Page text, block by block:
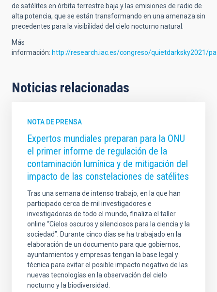
de satélites en órbita terrestre baja y las emisiones de radio de
alta potencia, que se están transformando en una amenaza sin
precedentes para la visibilidad del cielo nocturno natural.
Más
información: http://research.iac.es/congreso/quietdarksky2021/
Noticias relacionadas
NOTA DE PRENSA
Expertos mundiales preparan para la ONU
el primer informe de regulación de la
contaminación lumínica y de mitigación del
impacto de las constelaciones de satélites
Tras una semana de intenso trabajo, en la que han
participado cerca de mil investigadores e
investigadoras de todo el mundo, finaliza el taller
online “Cielos oscuros y silenciosos para la ciencia y la
sociedad”. Durante cinco días se ha trabajado en la
elaboración de un documento para que gobiernos,
ayuntamientos y empresas tengan la base legal y
técnica para evitar el posible impacto negativo de las
nuevas tecnologías en la observación del cielo
nocturno y la biodiversidad.